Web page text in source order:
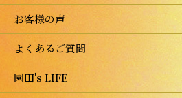
お客様の声
よくあるご質問
園田's LIFE